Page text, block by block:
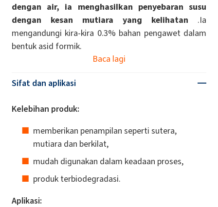
dengan air, ia menghasilkan penyebaran susu
dengan kesan mutiara yang kelihatan .Ia
mengandungi kira-kira 0.3% bahan pengawet dalam
bentuk asid formik.
Baca lagi
Sifat dan aplikasi
Kelebihan produk:
memberikan penampilan seperti sutera,
mutiara dan berkilat,
mudah digunakan dalam keadaan proses,
produk terbiodegradasi.
Aplikasi: